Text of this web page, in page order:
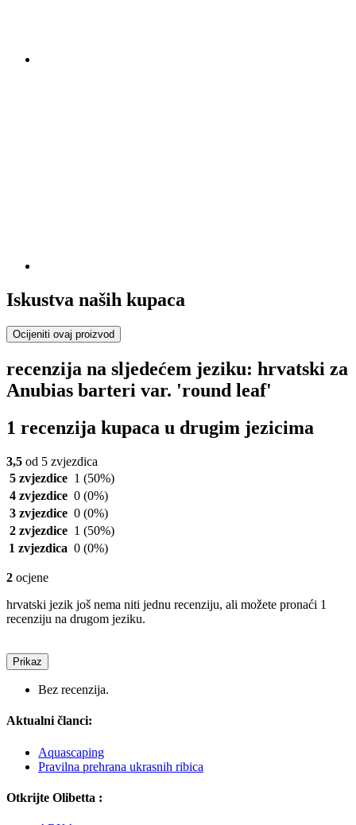
Iskustva naših kupaca
Ocijeniti ovaj proizvod
recenzija na sljedećem jeziku: hrvatski za
Anubias barteri var. 'round leaf'
1 recenzija kupaca u drugim jezicima
3,5 od 5 zvjezdica
5 zvjezdice 1 (50%)
4 zvjezdice 0 (0%)
3 zvjezdice 0 (0%)
2 zvjezdice 1 (50%)
1 zvjezdica 0 (0%)
2 ocjene
hrvatski jezik još nema niti jednu recenziju, ali možete pronaći 1
recenziju na drugom jeziku.
Prikaz
Bez recenzija.
Aktualni članci:
Aquascaping
Pravilna prehrana ukrasnih ribica
Otkrijte Olibetta :